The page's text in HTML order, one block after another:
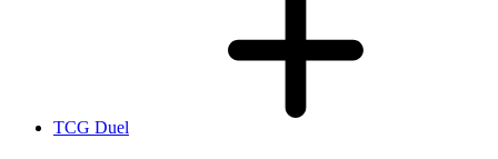
TCG Duel